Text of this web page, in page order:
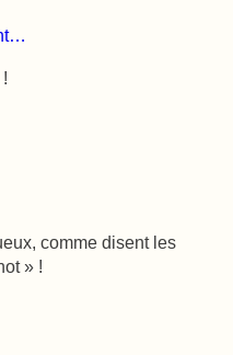
comme disent les
» !